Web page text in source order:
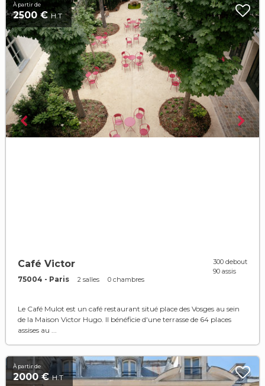
À partir de
2500 €H.T
Café Victor
75004 - Paris 2 salles 0 chambres
300 debout
90 assis
Le Café Mulot est un café restaurant situé place des Vosges au sein
de la Maison Victor Hugo. Il bénéficie d'une terrasse de 64 places
assises au ...
À partir de
2000 €H.T